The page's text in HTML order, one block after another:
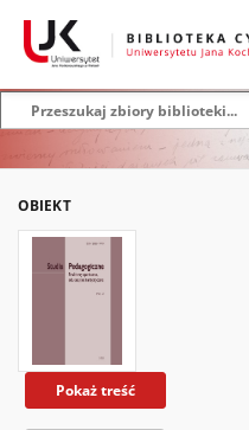
OBIEKT
Pokaż treść